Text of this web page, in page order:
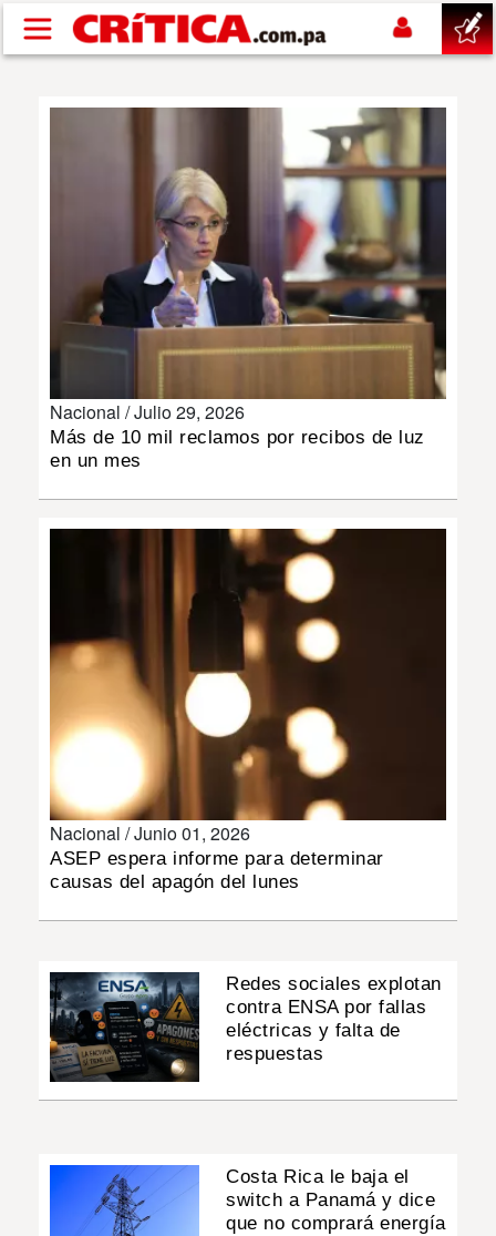
Pasar al contenido principal
POLÍTICA
SHOW
DEPORTES
IMPRESO
Nacional /Julio 29, 2026
Más de 10 mil reclamos por recibos de luz
en un mes
Nacional /Junio 01, 2026
ASEP espera informe para determinar
causas del apagón del lunes
Redes sociales explotan
contra ENSA por fallas
eléctricas y falta de
respuestas
Costa Rica le baja el
switch a Panamá y dice
que no comprará energía